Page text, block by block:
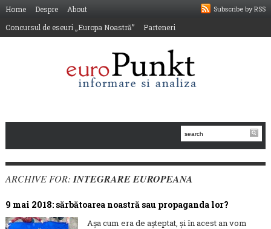
Subscribe by RSS
Home Despre
About
Concursul de eseuri „Europa Noastră”
Parteneri
ARCHIVE FOR: INTEGRARE EUROPEANA
9 mai 2018: sărbătoarea noastră sau propaganda lor?
Așa cum era de așteptat, și în acest an vom